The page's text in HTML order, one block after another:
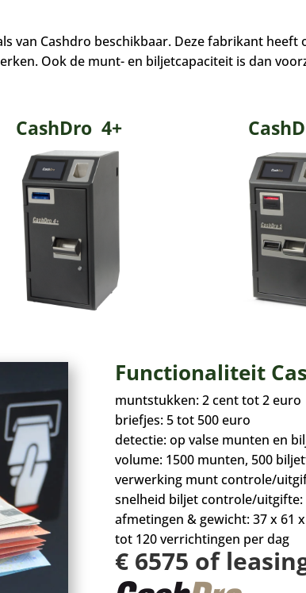
van Cashdro beschikbaar. Deze fabrikant
Ook de munt- en biljetcapaciteit is dan
CashDro 4+
Functionaliteit
muntstukken: 2 cent tot 2 euro
briefjes: 5 tot 500 euro
detectie: op valse munten en
volume: 1500 munten, 500
verwerking munt controle/
snelheid biljet controle/uitgifte:
afmetingen & gewicht: 37 x 61
tot 120 verrichtingen per dag
€ 6575 of